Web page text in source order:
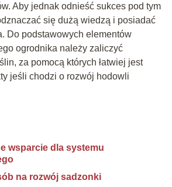
Aby jednak odnieść sukces pod tym
się dużą wiedzą i posiadać
Do podstawowych elementów
ogrodnika należy zaliczyć
za pomocą których łatwiej jest
jeśli chodzi o rozwój hodowli
wsparcie dla systemu
na rozwój sadzonki